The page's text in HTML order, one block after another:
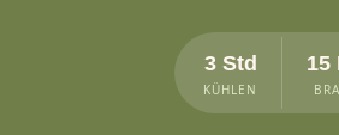
3 Std
KÜHLEN
15